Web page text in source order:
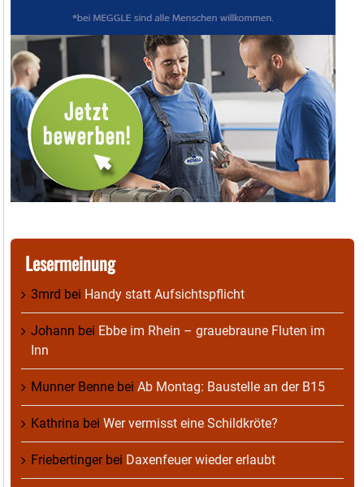
Lesermeinung
3mrd bei Handy statt Aufsichtspflicht
Johann bei Ebbe im Rhein – grauebraune Fluten im
Inn
Munner Benne bei Ab Montag: Baustelle an der B15
Kathrina bei Wer vermisst eine Schildkröte?
Friebertingerbei Daxenfeuer wieder erlaubt